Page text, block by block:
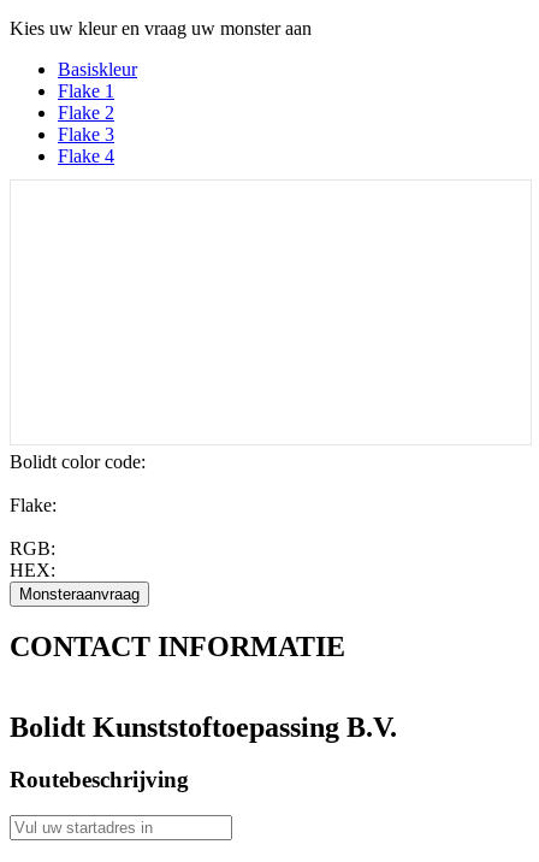
Kies uw kleur en vraag uw monster aan
Basiskleur
Flake 1
Flake 2
Flake 3
Flake 4
Bolidt color code:
Flake:
RGB:
HEX:
CONTACT INFORMATIE
Bolidt Kunststoftoepassing B.V.
Routebeschrijving